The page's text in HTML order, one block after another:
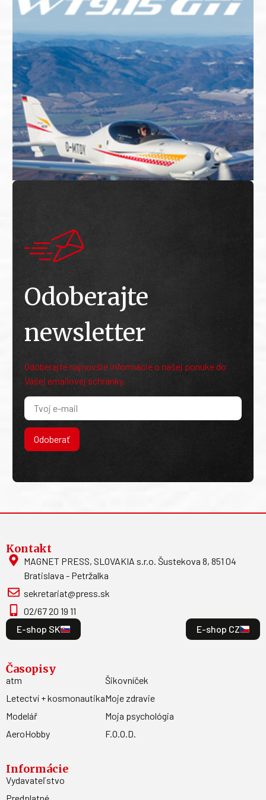
Odoberajte
newsletter
Odoberajte najnovšie informácie o našej ponuke do
Vašej emailovej schránky.
Odoberať
Kontakt
MAGNET PRESS, SLOVAKIA s.r.o. Šustekova 8, 851 04
Bratislava - Petržalka
sekretariat@press.sk
02/67 20 19 11
E-shop SK
E-shop CZ
Časopisy
atm
Letectví + kosmonautika
Modelář
AeroHobby
Šikovníček
Moje zdravie
Moja psychológia
F.O.O.D.
Informácie
Vydavateľstvo